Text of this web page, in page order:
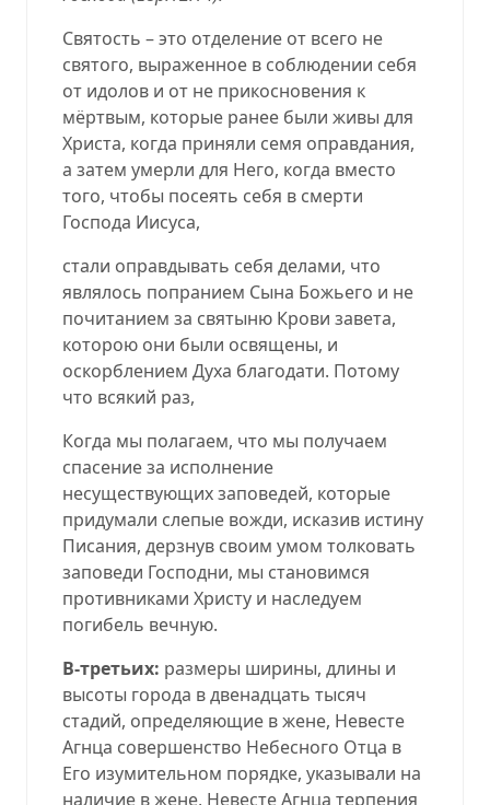
Святость – это отделение от всего не
святого, выраженное в соблюдении себя
от идолов и от не прикосновения к
мёртвым, которые ранее были живы для
Христа, когда приняли семя оправдания,
а затем умерли для Него, когда вместо
того, чтобы посеять себя в смерти
Господа Иисуса,
стали оправдывать себя делами, что
являлось попранием Сына Божьего и не
почитанием за святыню Крови завета,
которою они были освящены, и
оскорблением Духа благодати. Потому
что всякий раз,
Когда мы полагаем, что мы получаем
спасение за исполнение
несуществующих заповедей, которые
придумали слепые вожди, исказив истину
Писания, дерзнув своим умом толковать
заповеди Господни, мы становимся
противниками Христу и наследуем
погибель вечную.
В-третьих: размеры ширины, длины и
высоты города в двенадцать тысяч
стадий, определяющие в жене, Невесте
Агнца совершенство Небесного Отца в
Его изумительном порядке, указывали на
наличие в жене, Невесте Агнца терпения